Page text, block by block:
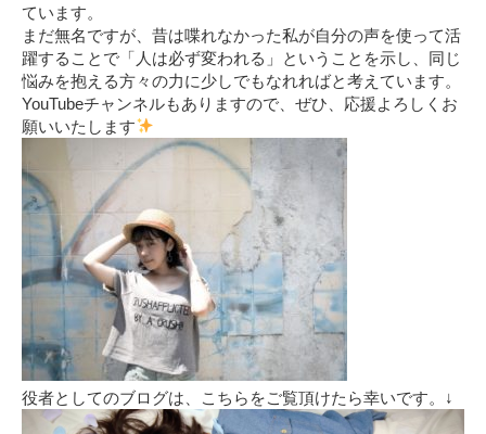
ています。
まだ無名ですが、昔は喋れなかった私が自分の声を使って活
躍することで「人は必ず変われる」ということを示し、同じ
悩みを抱える方々の力に少しでもなれればと考えています。
YouTubeチャンネルもありますので、ぜひ、応援よろしくお
願いいたします
役者としてのブログは、こちらをご覧頂けたら幸いです。↓